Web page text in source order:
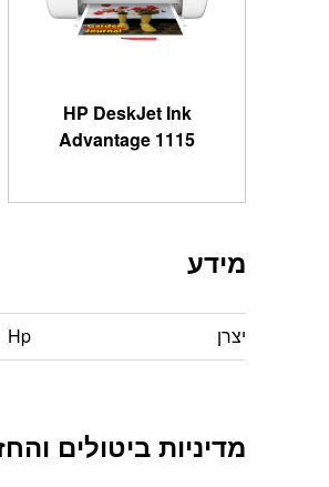
HP DeskJet Ink
Advantage 1115
מידע
יצרן Hp
מדיניות ביטולים